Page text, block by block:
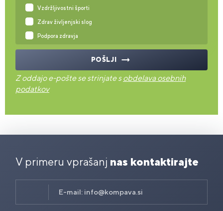
Vzdržljivostni športi
Zdrav življenjski slog
Podpora zdravja
POŠLJI
Z oddajo e-pošte se strinjate sobdelava osebnih
podatkov
V primeru vprašanj nas kontaktirajte
E-mail: info@kompava.si